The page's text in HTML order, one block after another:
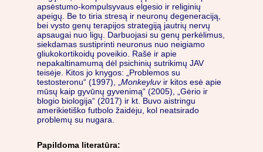
apsėstumo-kompulsyvaus elgesio ir religinių
apeigų. Be to tiria stresą ir neuronų degeneraciją,
bei vysto genų terapijos strategiją jautrių nervų
apsaugai nuo ligų. Darbuojasi su genų perkėlimus,
siekdamas sustiprinti neuronus nuo neigiamo
gliukokortikoidų poveikio. Rašė ir apie
nepakaltinamumą dėl psichinių sutrikimų JAV
teisėje. Kitos jo knygos: „Problemos su
testosteronu“ (1997), „Monkeyluvir kitos esė apie
mūsų kaip gyvūnų gyvenimą“ (2005), „Gėrio ir
blogio biologija“ (2017) ir kt. Buvo aistringu
amerikietiško futbolo žaidėju, kol neatsirado
problemų su nugara.
Papildoma literatūra: